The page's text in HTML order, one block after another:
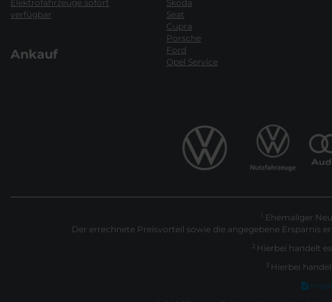
Elektrofahrzeuge sofort
verfügbar
Ankauf
Škoda
Seat
Cupra
Porsche
Ford
Opel Service
1 Ehemaliger
Der errechnete Preisvorteil sowie die angegebene Ersparnis
2 Hierbei handelt
3 Hierbei